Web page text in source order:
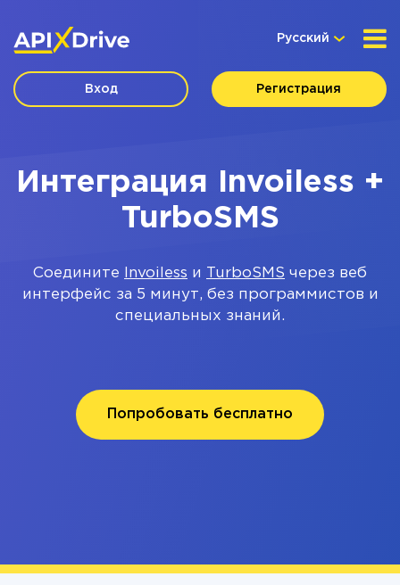
Русский
Вход Регистрация
Интеграция Invoiless +
TurboSMS
Соедините Invoiless и TurboSMS через веб
интерфейс за 5 минут, без программистов и
специальных знаний.
Попробовать бесплатно